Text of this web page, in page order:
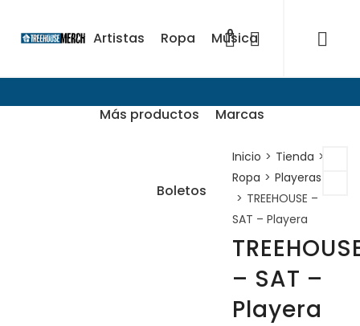
Artistas Ropa Música
Más productos Marcas
Boletos
0
Inicio > Tienda >
Ropa > Playeras
> TREEHOUSE –
SAT – Playera
– SAT –
Playera